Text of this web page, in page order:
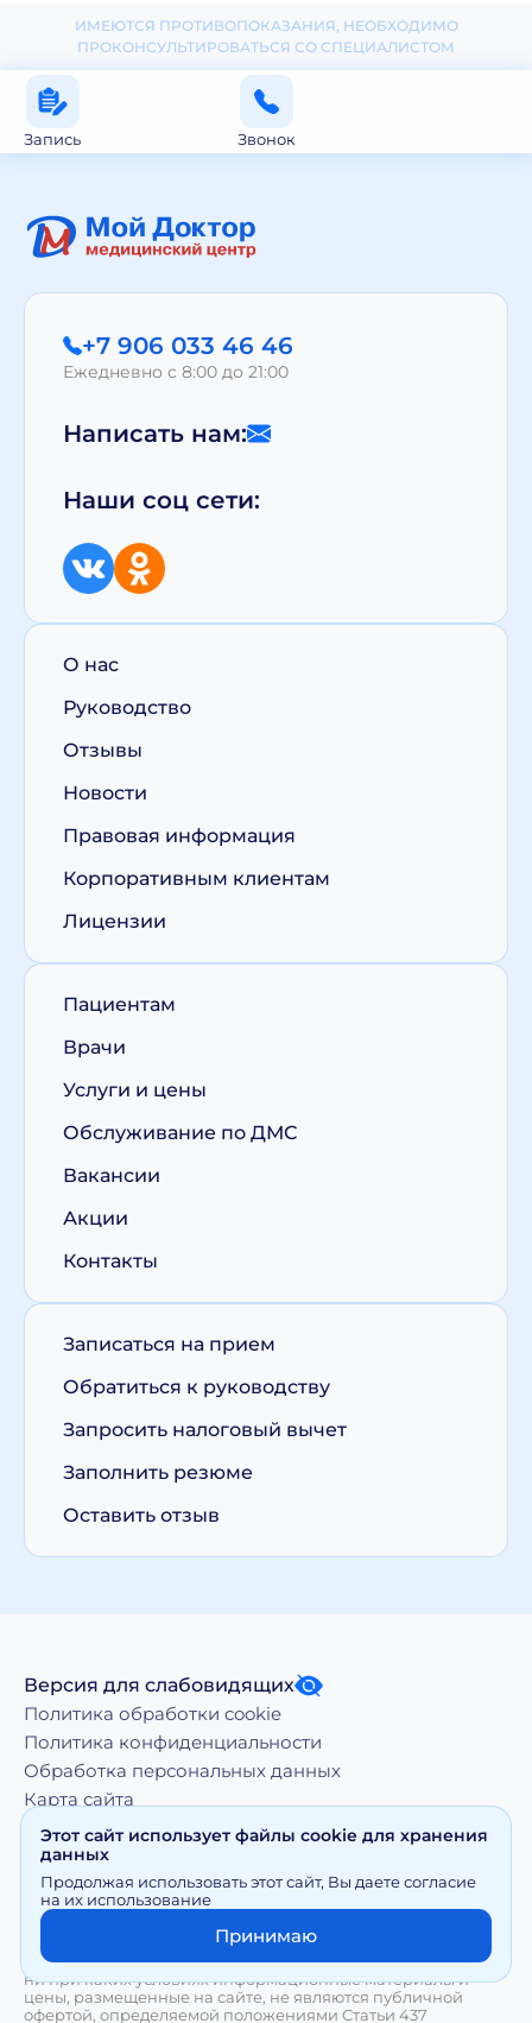
ИМЕЮТСЯ ПРОТИВОПОКАЗАНИЯ, НЕОБХОДИМО
ПРОКОНСУЛЬТИРОВАТЬСЯ СО СПЕЦИАЛИСТОМ
Запись Звонок
+7 906 033 46 46
Ежедневно с 8:00 до 21:00
Написать нам:
Наши соц сети:
О нас
Руководство
Отзывы
Новости
Правовая информация
Корпоративным клиентам
Лицензии
Пациентам
Врачи
Услуги и цены
Обслуживание по ДМС
Вакансии
Акции
Контакты
Записаться на прием
Обратиться к руководству
Запросить налоговый вычет
Заполнить резюме
Оставить отзыв
Версия для слабовидящих
Политика обработки cookie
Политика конфиденциальности
Обработка персональных данных
Карта сайта
использование материалов, размещенных на moy-
doktor.org возможно только с письменного разрешения
Правообладателя
Сайт носит исключительно информационный характер и
ни при каких условиях информационные материалы и
цены, размещенные на сайте, не являются публичной
офертой, определяемой положениями Статьи 437
Этот сайт использует файлы cookie для хранения
данных
Продолжая использовать этот сайт, Вы даете согласие
на их использование
Принимаю